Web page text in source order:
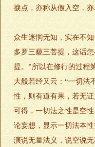
捩点，亦称从假入空，
众生迷惘无知，实在不
多罗三藐三菩提，这话
提。”所以在修行的过程
大般若经又云：“一切法
性，则有道有果，若无
可得，一切法之性是空
论妄想，显示一切法本
演说无量法义，说空说